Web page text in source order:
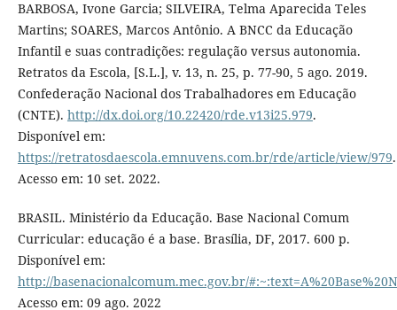
BARBOSA, Ivone Garcia; SILVEIRA, Telma Aparecida Teles
Martins; SOARES, Marcos Antônio. A BNCC da Educação
Infantil e suas contradições: regulação versus autonomia.
Retratos da Escola, [S.L.], v. 13, n. 25, p. 77-90, 5 ago. 2019.
Confederação Nacional dos Trabalhadores em Educação
(CNTE). http://dx.doi.org/10.22420/rde.v13i25.979.
Disponível em:
https://retratosdaescola.emnuvens.com.br/rde/article/view/979.
Acesso em: 10 set. 2022.
BRASIL. Ministério da Educação. Base Nacional Comum
Curricular: educação é a base. Brasília, DF, 2017. 600 p.
Disponível em:
http://basenacionalcomum.mec.gov.br/
Acesso em: 09 ago. 2022